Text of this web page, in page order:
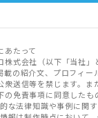
あたって
株式会社（以下「当社」
載の紹介文、プロフィー
衆送信等を禁じます。ま
免責事項に同意したも
な法律知識や事例に関